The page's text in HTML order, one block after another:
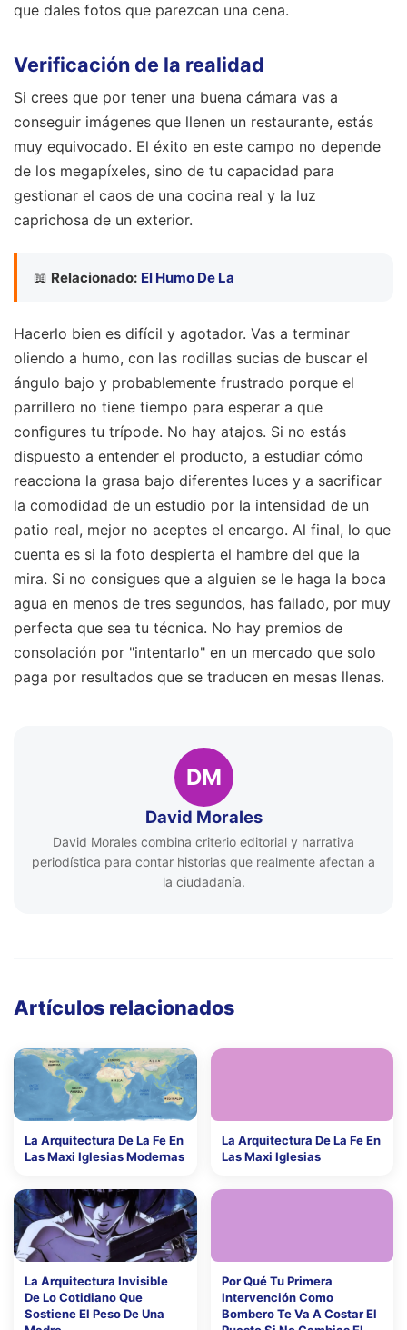
que dales fotos que parezcan una cena.
Verificación de la realidad
Si crees que por tener una buena cámara vas a
conseguir imágenes que llenen un restaurante, estás
muy equivocado. El éxito en este campo no depende
de los megapíxeles, sino de tu capacidad para
gestionar el caos de una cocina real y la luz
caprichosa de un exterior.
📖 Relacionado: El Humo De La
Hacerlo bien es difícil y agotador. Vas a terminar
oliendo a humo, con las rodillas sucias de buscar el
ángulo bajo y probablemente frustrado porque el
parrillero no tiene tiempo para esperar a que
configures tu trípode. No hay atajos. Si no estás
dispuesto a entender el producto, a estudiar cómo
reacciona la grasa bajo diferentes luces y a sacrificar
la comodidad de un estudio por la intensidad de un
patio real, mejor no aceptes el encargo. Al final, lo que
cuenta es si la foto despierta el hambre del que la
mira. Si no consigues que a alguien se le haga la boca
agua en menos de tres segundos, has fallado, por muy
perfecta que sea tu técnica. No hay premios de
consolación por "intentarlo" en un mercado que solo
paga por resultados que se traducen en mesas llenas.
DM
David Morales
David Morales combina criterio editorial y narrativa
periodística para contar historias que realmente afectan a
la ciudadanía.
Artículos relacionados
La Arquitectura De La Fe En
Las Maxi Iglesias Modernas
La Arquitectura De La Fe En
Las Maxi Iglesias
La Arquitectura Invisible
De Lo Cotidiano Que
Sostiene El Peso De Una
Por Qué Tu Primera
Intervención Como
Bombero Te Va A Costar El